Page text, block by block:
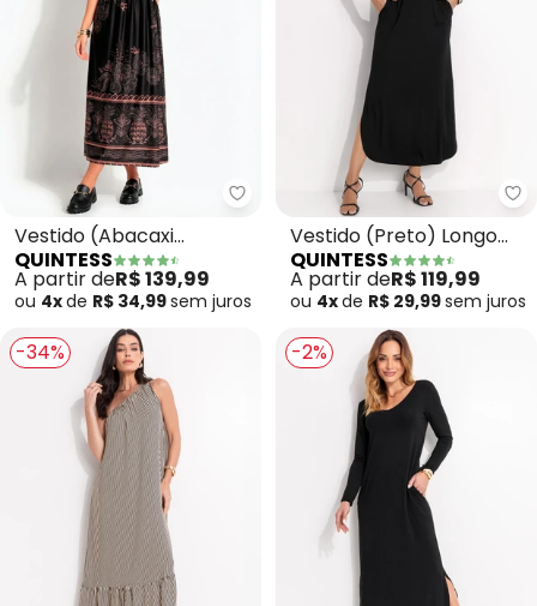
Quintess - Vestido (Abacaxi
Vestido (Abacaxi
Tropical) Preto em
Malha Fria
QUINTESS
A partir deR$ 139,99
ou 4xde R$ 34,99sem juros
Vestido (Preto) Longo
com Fendas e Ombro
Vazado
QUINTESS
A partir deR$ 119,99
ou 4xde R$ 29,99sem juros
-34% -2%